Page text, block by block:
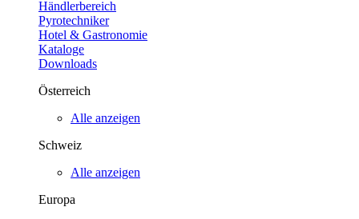
Händlerbereich
Pyrotechniker
Hotel & Gastronomie
Kataloge
Downloads
Österreich
Alle anzeigen
Schweiz
Alle anzeigen
Europa